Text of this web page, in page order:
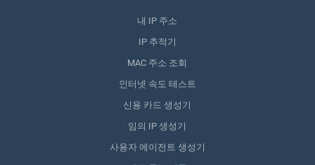
내 IP 주소
IP 추적기
MAC 주소 조회
인터넷 속도 테스트
신용 카드 생성기
임의 IP 생성기
사용자 에이전트 생성기